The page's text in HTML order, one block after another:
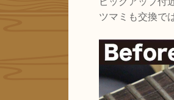
ツマミも交換で